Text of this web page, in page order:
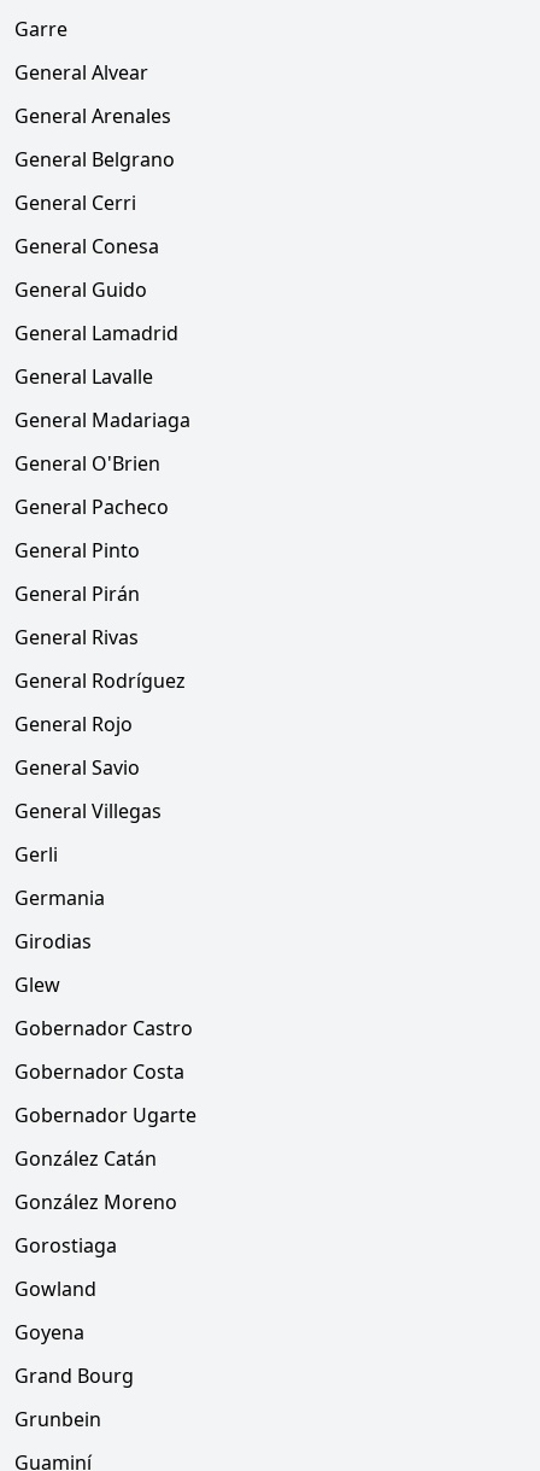
Garre
General Alvear
General Arenales
General Belgrano
General Cerri
General Conesa
General Guido
General Lamadrid
General Lavalle
General Madariaga
General O'Brien
General Pacheco
General Pinto
General Pirán
General Rivas
General Rodríguez
General Rojo
General Savio
General Villegas
Gerli
Germania
Girodias
Glew
Gobernador Castro
Gobernador Costa
Gobernador Ugarte
González Catán
González Moreno
Gorostiaga
Gowland
Goyena
Grand Bourg
Grunbein
Guaminí